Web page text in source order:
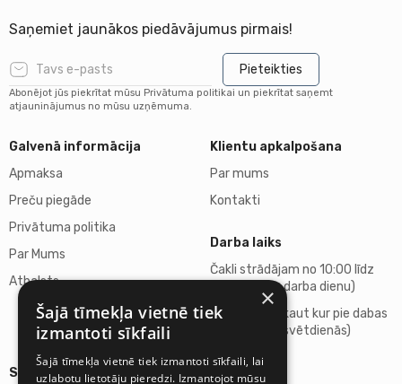
Saņemiet jaunākos piedāvājumus pirmais!
Pieteikties
Abonējot jūs piekrītat mūsu Privātuma politikai un piekrītat saņemt
atjauninājumus no mūsu uzņēmuma.
Galvenā informācija
Apmaksa
Preču piegāde
Privātuma politika
Par Mums
Atbalsts
Klientu apkalpošana
Par mums
Kontakti
Darba laiks
Čakli strādājam no 10:00 līdz
18:00 (katru darba dienu)
Atpūšamies kaut kur pie dabas
(sestdienās, svētdienās)
Sīkāka informācija
×
Šajā tīmekļa vietnē tiek
izmantoti sīkfaili
Šajā tīmekļa vietnē tiek izmantoti sīkfaili, lai
uzlabotu lietotāju pieredzi. Izmantojot mūsu